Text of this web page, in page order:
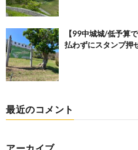
【99中城城/低予算
払わずにスタンプ押
最近のコメント
アーカイブ